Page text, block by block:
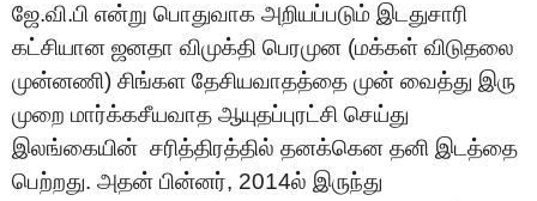
ஜே.வி.பி என்று பொதுவாக அறியப்படும் இடதுசாரி
கட்சியான ஜனதா விமுக்தி பெரமுன (மக்கள் விடுதலை
முன்னணி) சிங்கள தேசியவாதத்தை முன் வைத்து இரு
முறை மார்க்கசீயவாத ஆயுதப்புரட்சி செய்து
இலங்கையின் சரித்திரத்தில் தனக்கென தனி இடத்தை
பெற்றது. அதன் பின்னர், 2014ல் இருந்து